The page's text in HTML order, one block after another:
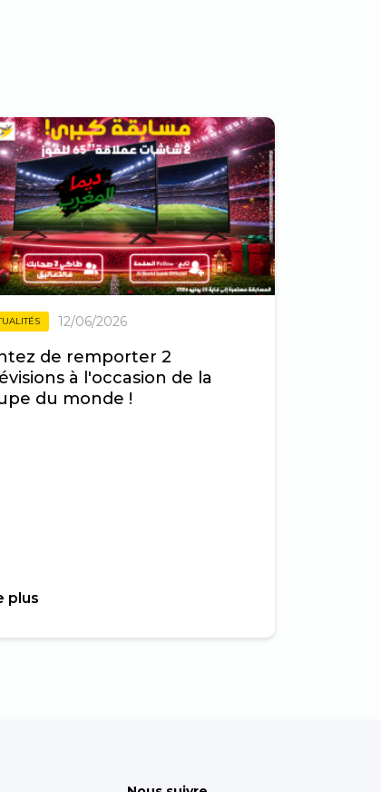
12/06/2026
de remporter 2
à l'occasion de la
du monde !
plus